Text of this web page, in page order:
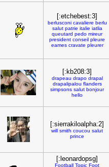
[:etchebest:3]
berlusconi cavaliere berlu
salut patrie italie iatlia
queutard pedo mireur
president conseil pleure
eames cravate pleurer
[:kb208:3]
drapeau drapo drapal
drapalipalou flanders
simpsons salut bonjour
hello
[:sierrakiloalpha:2]
will smith coucou salut
prince
[:leonardopsg]
Football Topic Foot